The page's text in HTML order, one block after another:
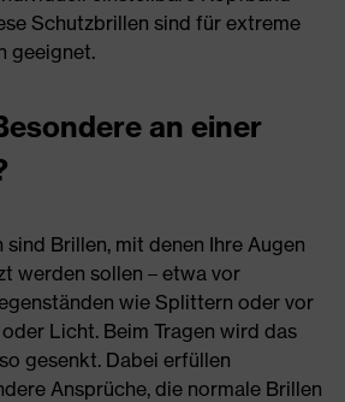
Schutzbrillen sind für extreme
geeignet.
an einer
Brillen, mit denen Ihre Augen
werden sollen – etwa vor
wie Splittern oder vor
Licht. Beim Tragen wird das
gesenkt. Dabei erfüllen
Ansprüche, die normale Brillen